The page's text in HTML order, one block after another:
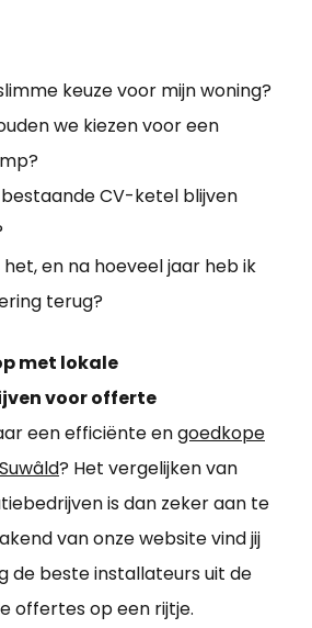
keuze voor mijn woning?
we kiezen voor een
bestaande CV-ketel blijven
het, en na hoeveel jaar heb ik
terug?
met lokale
voor offerte
een efficiënte engoedkope
? Het vergelijken van
is dan zeker aan te
van onze website vind jij
de beste installateurs uit de
offertes op een rijtje.